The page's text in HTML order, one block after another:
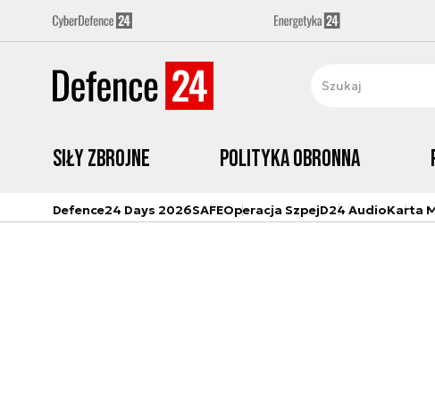
Siły zbrojne Polityka obronna
Defence24 Days 2026SAFEOperacja SzpejD24 AudioKarta